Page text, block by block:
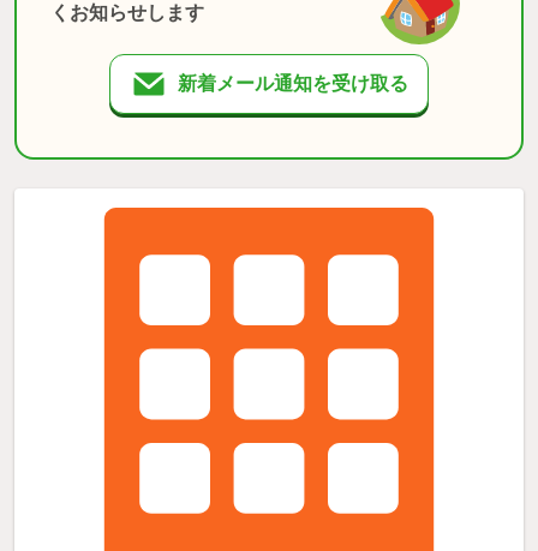
くお知らせします
新着メール通知を受け取る